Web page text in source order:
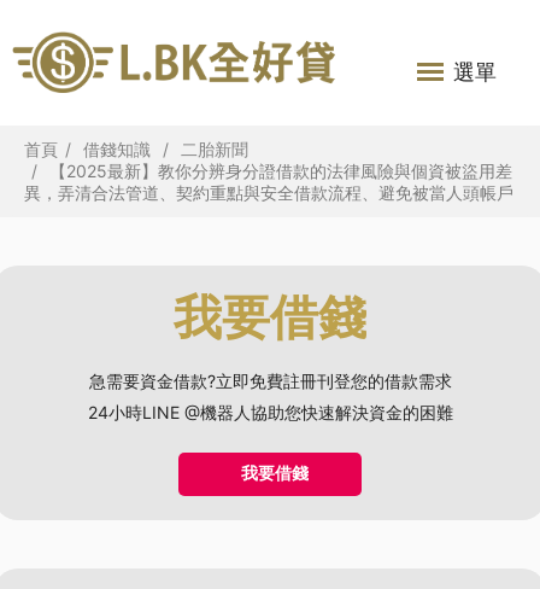
選單
首頁 借錢知識
二胎新聞
【2025最新】教你分辨身分證借款的法律風險與個資被盜用差
異，弄清合法管道、契約重點與安全借款流程、避免被當人頭帳戶
我要借錢
急需要資金借款?立即免費註冊刊登您的借款需求
24小時LINE @機器人協助您快速解決資金的困難
我要借錢